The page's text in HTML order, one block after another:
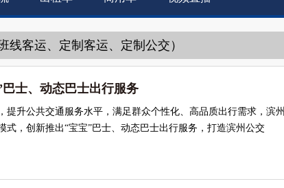
客运、定制客运、定制公交）
士、动态巴士出行服务
提升公共交通服务水平，满足群众个性化、高品质出行需求，滨州
式，创新推出“宝宝”巴士、动态巴士出行服务，打造滨州公交